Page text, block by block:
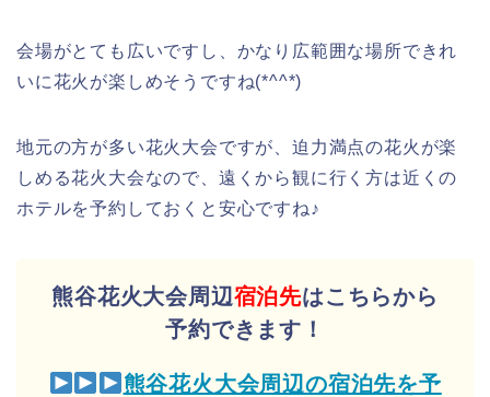
会場がとても広いですし、かなり広範囲な場所できれ
いに花火が楽しめそうですね(*^^*)
地元の方が多い花火大会ですが、迫力満点の花火が楽
しめる花火大会なので、遠くから観に行く方は近くの
ホテルを予約しておくと安心ですね♪
熊谷花火大会周辺宿泊先はこちらから
予約できます！
熊谷花火大会周辺の宿泊先を予